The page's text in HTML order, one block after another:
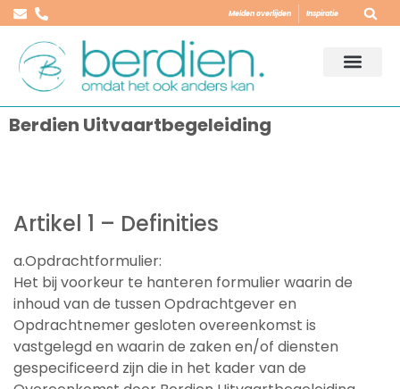
Melden overlijden Inspiratie
Berdien Uitvaartbegeleiding
Artikel 1 – Definities
a.Opdrachtformulier:
Het bij voorkeur te hanteren formulier waarin de
inhoud van de tussen Opdrachtgever en
Opdrachtnemer gesloten overeenkomst is
vastgelegd en waarin de zaken en/of diensten
gespecificeerd zijn die in het kader van de